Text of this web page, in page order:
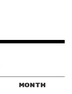
MONTH